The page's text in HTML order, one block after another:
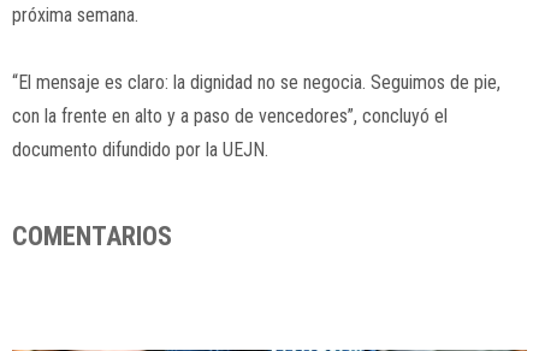
próxima semana.
“El mensaje es claro: la dignidad no se negocia. Seguimos de pie,
con la frente en alto y a paso de vencedores”, concluyó el
documento difundido por la UEJN.
COMENTARIOS